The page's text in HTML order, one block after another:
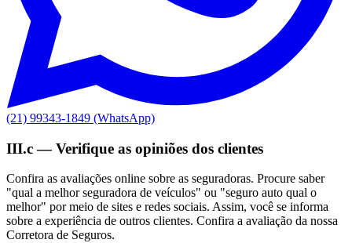
(21) 99343-1849 (WhatsApp)
III.c — Verifique as opiniões dos clientes
Confira as avaliações online sobre as seguradoras. Procure saber
"qual a melhor seguradora de veículos" ou "seguro auto qual o
melhor" por meio de sites e redes sociais. Assim, você se informa
sobre a experiência de outros clientes. Confira a avaliação da nossa
Corretora de Seguros.